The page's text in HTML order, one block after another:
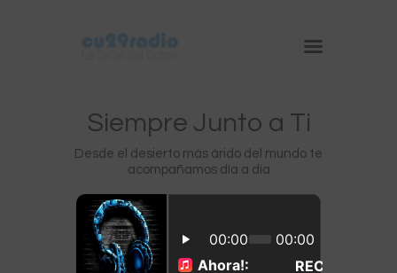
Siempre Junto a Ti
Desde el desierto más árido del mundo te
acompañamos día a día
Chuquicamata
Radomiro Tomic
Ministro Hales